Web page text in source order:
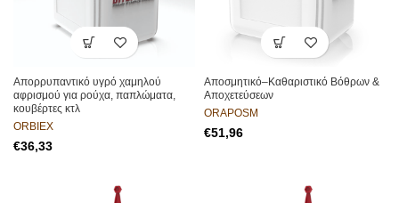
Απορρυπαντικό υγρό χαμηλού
αφρισμού για ρούχα, παπλώματα,
κουβέρτες κτλ
ORBIEX
€
Αποσμητικό–Καθαριστικό Βόθρων &
Αποχετεύσεων
ORAPOSM
€